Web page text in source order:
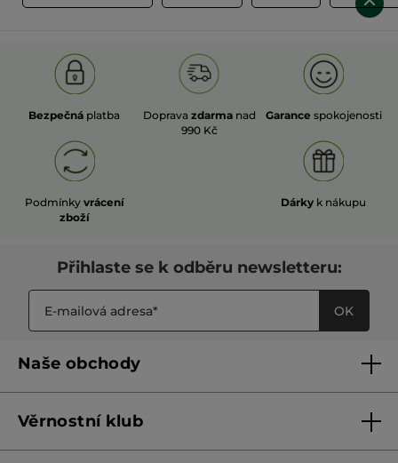
Bezpečná platba Doprava zdarma nad
990 Kč
Garance spokojenosti
Podmínky vrácení
zboží
Dárky k nákupu
Přihlaste se k odběru newsletteru:
OK
Naše obchody
Franšízing
Věrnostní klub